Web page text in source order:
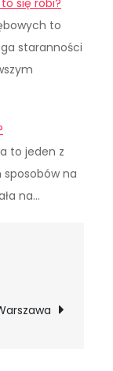
się robi?
to
staranności
to jeden z
na
na…